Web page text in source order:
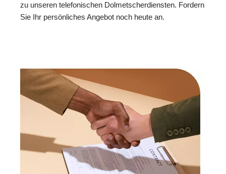
zu unseren telefonischen Dolmetscherdiensten. Fordern
Sie Ihr persönliches Angebot noch heute an.